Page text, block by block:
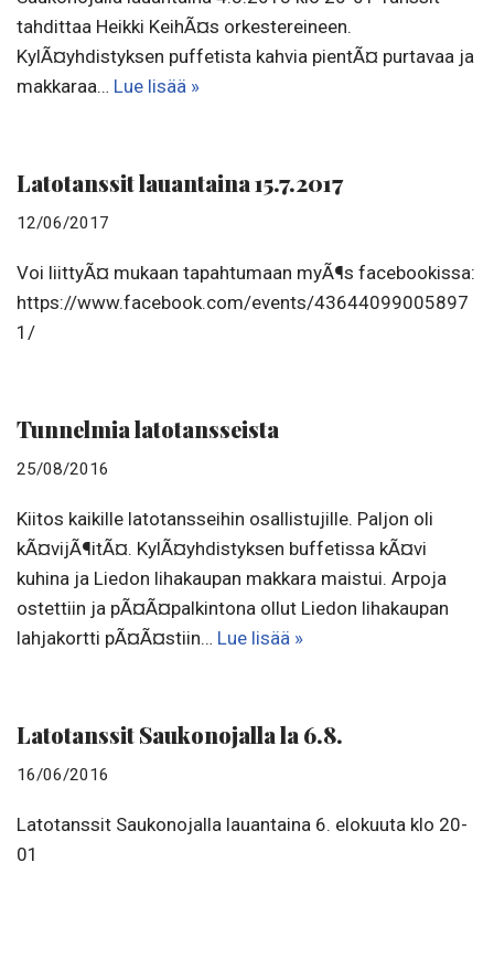
tahdittaa Heikki KeihÃ¤s orkestereineen.
KylÃ¤yhdistyksen puffetista kahvia pientÃ¤ purtavaa ja
makkaraa… Lue lisää »
Latotanssit lauantaina 15.7.2017
12/06/2017
Voi liittyÃ¤ mukaan tapahtumaan myÃ¶s facebookissa:
https://www.facebook.com/events/43644099005897
1/
Tunnelmia latotansseista
25/08/2016
Kiitos kaikille latotansseihin osallistujille. Paljon oli
kÃ¤vijÃ¶itÃ¤. KylÃ¤yhdistyksen buffetissa kÃ¤vi
kuhina ja Liedon lihakaupan makkara maistui. Arpoja
ostettiin ja pÃ¤Ã¤palkintona ollut Liedon lihakaupan
lahjakortti pÃ¤Ã¤stiin… Lue lisää »
Latotanssit Saukonojalla la 6.8.
16/06/2016
Latotanssit Saukonojalla lauantaina 6. elokuuta klo 20-
01